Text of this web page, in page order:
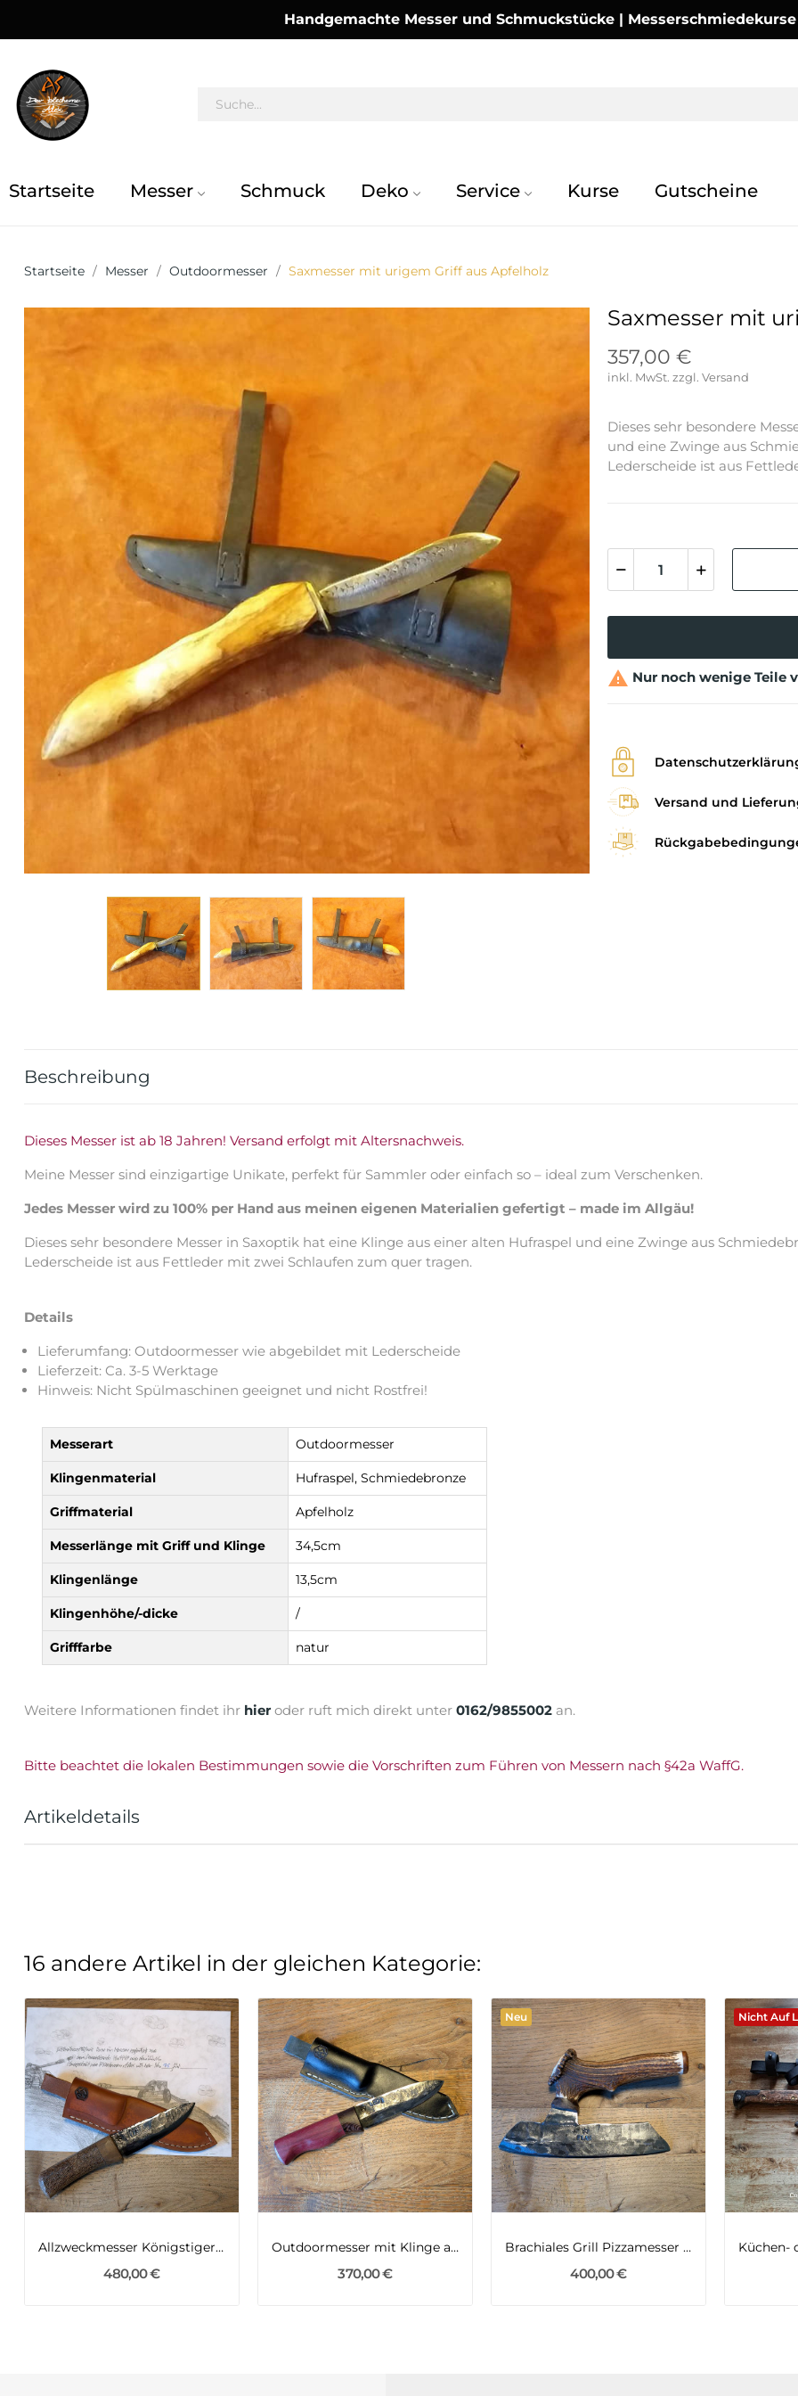
Handgemachte Messer und Schmuckstücke |
Startseite Messer Schmuck Deko Service Kurse Gutscheine
Startseite Messer Outdoormesser Saxmesser mit urigem Griff aus Apfelholz
Saxmesser mit
357,00 €
inkl. MwSt.
Dieses sehr besondere
und eine Zwinge aus
Lederscheide ist aus
 Nur noch wenige Teile
Versand und
Beschreibung
Dieses Messer ist ab 18 Jahren! Versand erfolgt mit Altersnachweis.
Meine Messer sind einzigartige Unikate, perfekt für Sammler oder einfach so – ideal zum Verschenken.
Jedes Messer wird zu 100% per Hand aus meinen eigenen Materialien gefertigt – made im Allgäu!
Dieses sehr besondere Messer in Saxoptik hat eine Klinge aus einer alten Hufraspel und eine Zwinge aus
Lederscheide ist aus Fettleder mit zwei Schlaufen zum quer tragen.
Details
Lieferumfang: Outdoormesser wie abgebildet mit Lederscheide
Lieferzeit: Ca. 3-5 Werktage
Hinweis: Nicht Spülmaschinen geeignet und nicht Rostfrei!
Messerart Outdoormesser
Klingenmaterial Hufraspel, Schmiedebronze
Griffmaterial Apfelholz
Messerlänge mit Griff und Klinge 34,5cm
Klingenlänge 13,5cm
Klingenhöhe/-dicke /
Grifffarbe natur
Weitere Informationen findet ihr hier oder ruft mich direkt unter 0162/9855002 an.
Bitte beachtet die lokalen Bestimmungen sowie die Vorschriften zum Führen von Messern nach §42a WaffG.
Artikeldetails
16 andere Artikel in der gleichen Kategorie:
Allzweckmesser Königstiger 2WK trifft Mammut
480,00 €
Outdoormesser mit Klinge aus Leo2 der Bundeswehr
370,00 €
Neu
Brachiales Grill Pizzamesser oder Wiegemesser...
400,00 €
Nicht Auf